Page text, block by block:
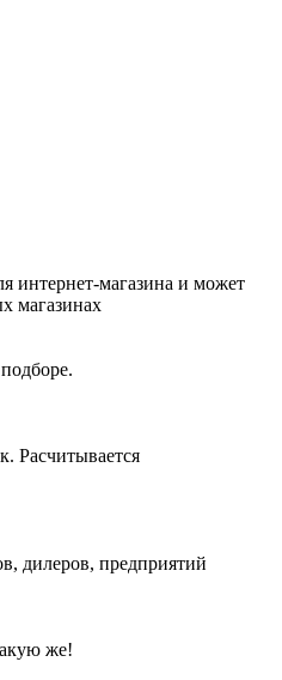
интернет-магазина и может
магазинах
Расчитывается
дилеров, предприятий
же!